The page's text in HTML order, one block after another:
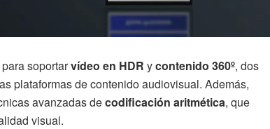
soportarvídeo en HDR ycontenido 360º, dos
plataformas de contenido audiovisual. Además,
avanzadas decodificación aritmética, que
visual.